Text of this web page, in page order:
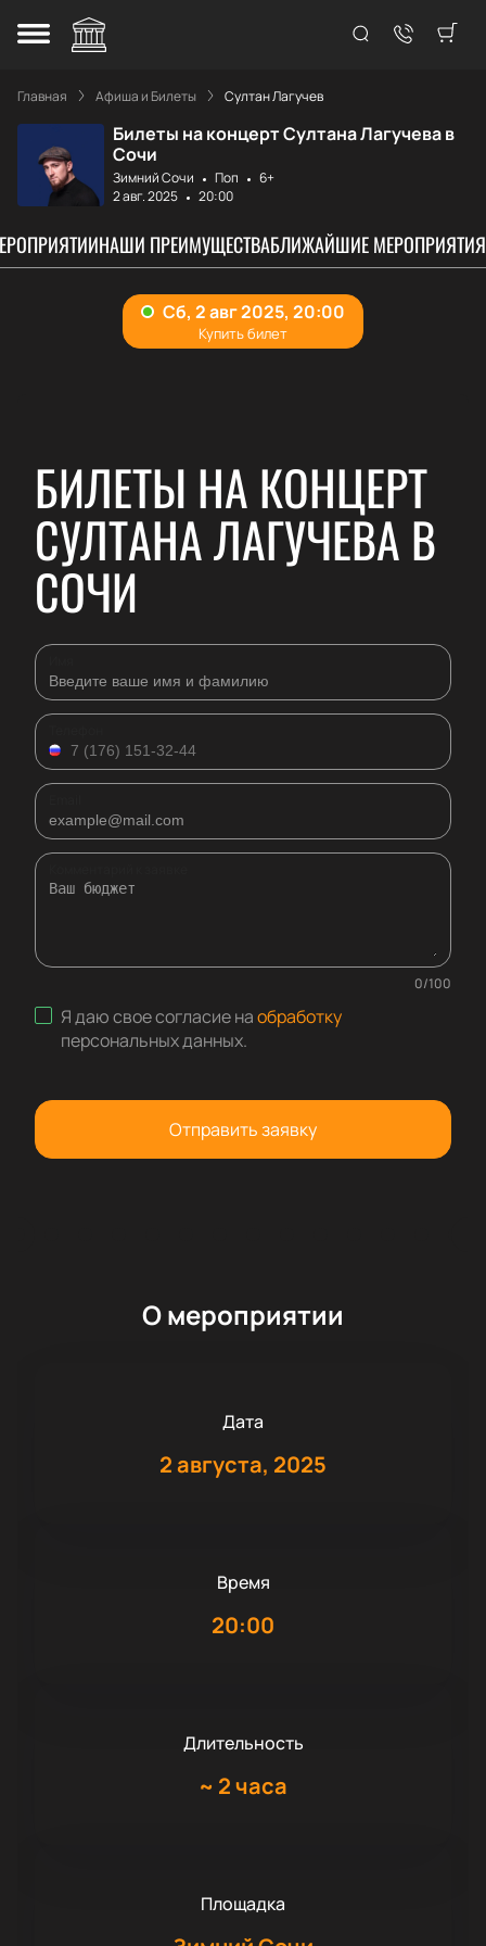
Главная Афиша и Билеты Султан Лагучев
Билеты на концерт Султана Лагучева в
Сочи
Зимний Сочи Поп
6+
2 авг. 2025
20:00
НАШИ ПРЕИМУЩЕСТВАБЛИЖАЙШИЕ МЕРОПРИЯТИЯ
БИЛЕТЫ НА КОНЦЕРТ
СУЛТАНА ЛАГУЧЕВА В
СОЧИ
0/100
Я даю свое согласие наобработку
персональных данных.
Отправить заявку
О мероприятии
Дата
2 августа, 2025
Время
20:00
Длительность
~ 2 часа
Площадка